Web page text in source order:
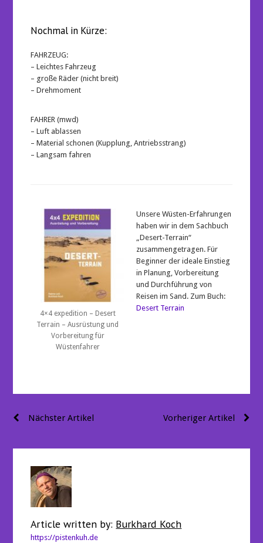
Nochmal in Kürze:
FAHRZEUG:
– Leichtes Fahrzeug
– große Räder (nicht breit)
– Drehmoment
FAHRER (mwd)
– Luft ablassen
– Material schonen (Kupplung, Antriebsstrang)
– Langsam fahren
4×4 expedition – Desert
Terrain – Ausrüstung und
Vorbereitung für
Wüstenfahrer
Unsere Wüsten-Erfahrungen
haben wir in dem Sachbuch
„Desert-Terrain“
zusammengetragen. Für
Beginner der ideale Einstieg
in Planung, Vorbereitung
und Durchführung von
Reisen im Sand. Zum Buch:
Desert Terrain
Beitragsnavigation Vorheriger Artikel
Nächster Artikel
Article written by: Burkhard Koch
https://pistenkuh.de